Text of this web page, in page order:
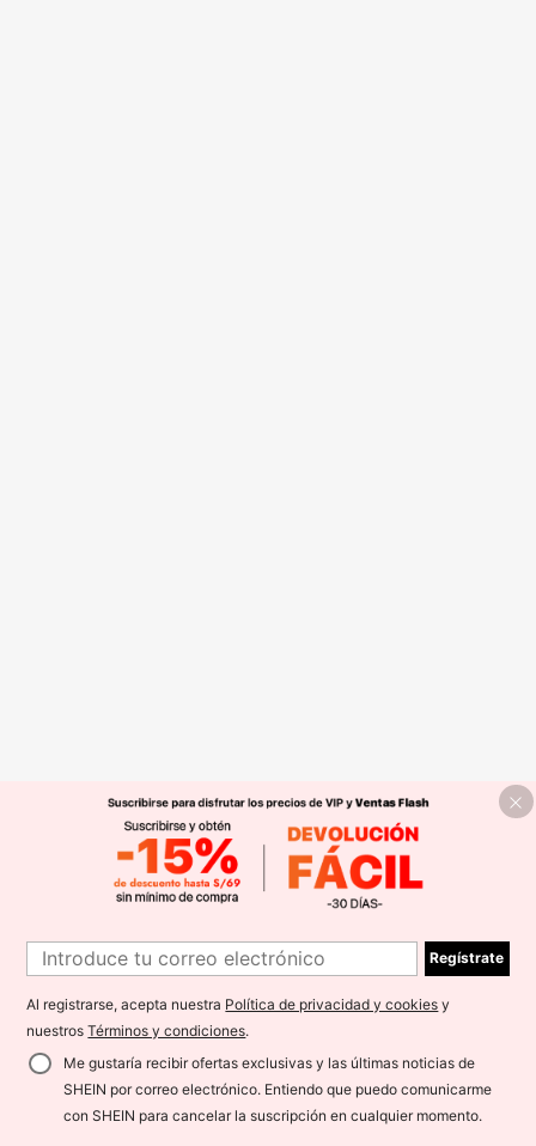
Regístrate
Al registrarse, acepta nuestra Política de privacidad y cookies y
nuestrosTérminos y condiciones.
Me gustaría recibir ofertas exclusivas y las últimas noticias de
SHEIN por correo electrónico. Entiendo que puedo comunicarme
con SHEIN para cancelar la suscripción en cualquier momento.